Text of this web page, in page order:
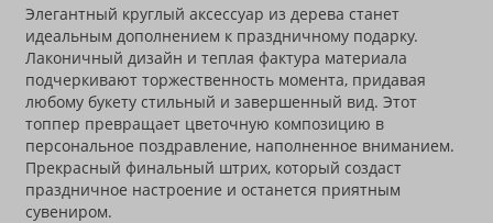
Элегантный круглый аксессуар из дерева станет
идеальным дополнением к праздничному подарку.
Лаконичный дизайн и теплая фактура материала
подчеркивают торжественность момента, придавая
любому букету стильный и завершенный вид. Этот
топпер превращает цветочную композицию в
персональное поздравление, наполненное вниманием.
Прекрасный финальный штрих, который создаст
праздничное настроение и останется приятным
сувениром.